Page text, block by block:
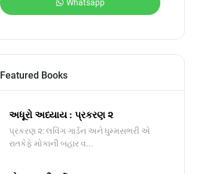
Whatsapp
Featured Books
અધૂરો અધ્યાય : પ્રકરણ ૨
પ્રકરણ ૨: લવિંગ ગાર્ડન અને ધુમ્મસભરી એ
રાતકેફે મોકાની બહાર વ...